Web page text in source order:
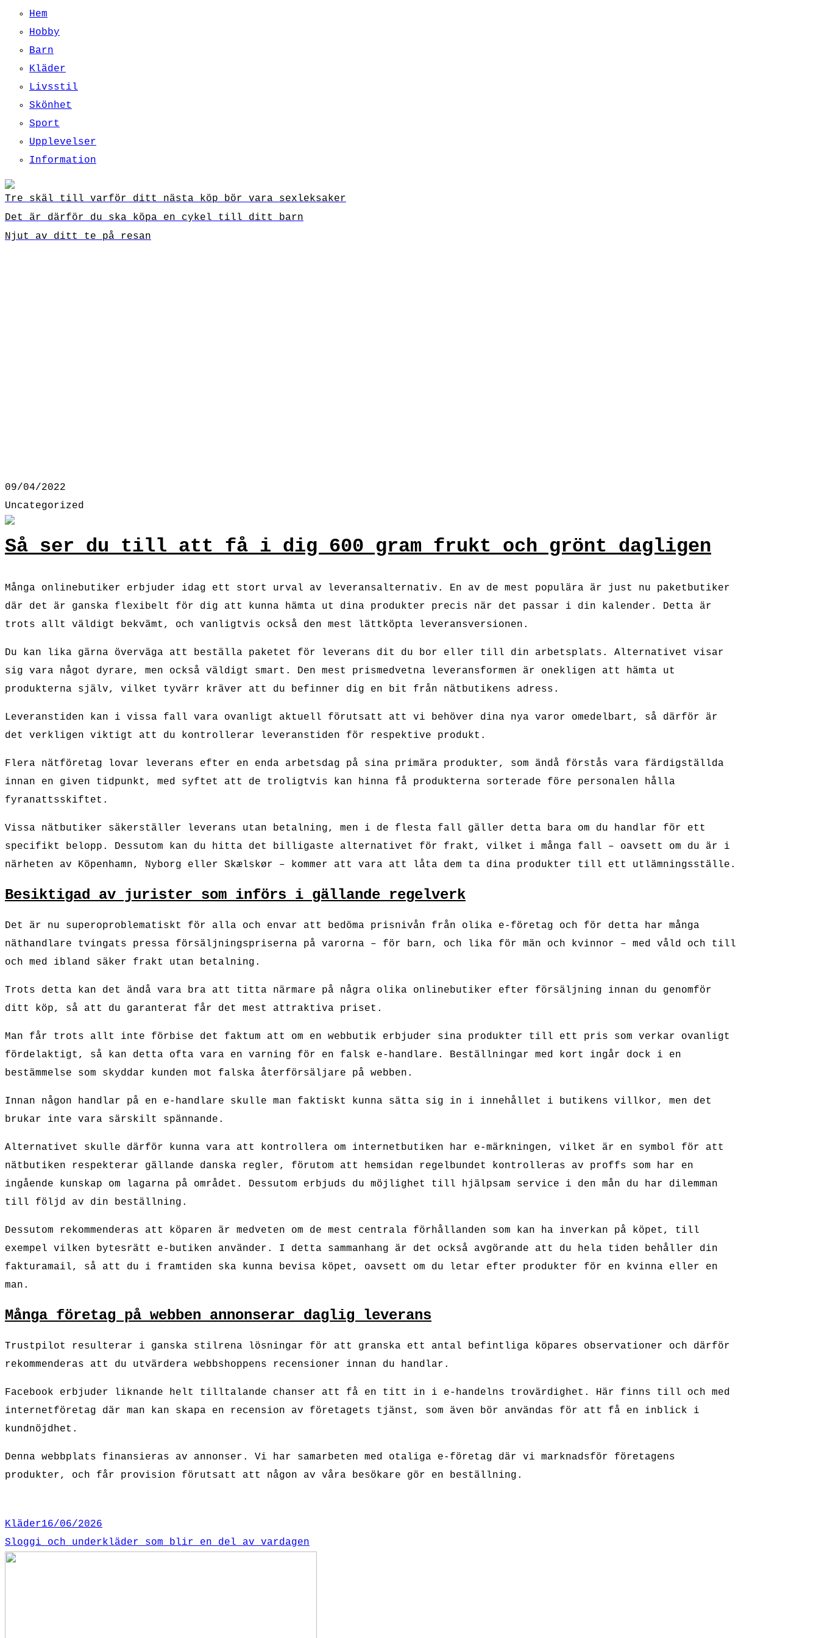
Hem
Hobby
Barn
Kläder
Livsstil
Skönhet
Sport
Upplevelser
Information
Tre skäl till varför ditt nästa köp bör vara sexleksaker
Det är därför du ska köpa en cykel till ditt barn
Njut av ditt te på resan
09/04/2022
Uncategorized
Så ser du till att få i dig 600 gram frukt och grönt dagligen
Många onlinebutiker erbjuder idag ett stort urval av leveransalternativ. En av de mest populära är just nu paketbutiker
där det är ganska flexibelt för dig att kunna hämta ut dina produkter precis när det passar i din kalender. Detta är
trots allt väldigt bekvämt, och vanligtvis också den mest lättköpta leveransversionen.
Du kan lika gärna överväga att beställa paketet för leverans dit du bor eller till din arbetsplats. Alternativet visar
sig vara något dyrare, men också väldigt smart. Den mest prismedvetna leveransformen är onekligen att hämta ut
produkterna själv, vilket tyvärr kräver att du befinner dig en bit från nätbutikens adress.
Leveranstiden kan i vissa fall vara ovanligt aktuell förutsatt att vi behöver dina nya varor omedelbart, så därför är
det verkligen viktigt att du kontrollerar leveranstiden för respektive produkt.
Flera nätföretag lovar leverans efter en enda arbetsdag på sina primära produkter, som ändå förstås vara färdigställda
innan en given tidpunkt, med syftet att de troligtvis kan hinna få produkterna sorterade före personalen hålla
fyranattsskiftet.
Vissa nätbutiker säkerställer leverans utan betalning, men i de flesta fall gäller detta bara om du handlar för ett
specifikt belopp. Dessutom kan du hitta det billigaste alternativet för frakt, vilket i många fall – oavsett om du är i
närheten av Köpenhamn, Nyborg eller Skælskør – kommer att vara att låta dem ta dina produkter till ett utlämningsställe.
Besiktigad av jurister som införs i gällande regelverk
Det är nu superoproblematiskt för alla och envar att bedöma prisnivån från olika e-företag och för detta har många
näthandlare tvingats pressa försäljningspriserna på varorna – för barn, och lika för män och kvinnor – med våld och till
och med ibland säker frakt utan betalning.
Trots detta kan det ändå vara bra att titta närmare på några olika onlinebutiker efter försäljning innan du genomför
ditt köp, så att du garanterat får det mest attraktiva priset.
Man får trots allt inte förbise det faktum att om en webbutik erbjuder sina produkter till ett pris som verkar ovanligt
fördelaktigt, så kan detta ofta vara en varning för en falsk e-handlare. Beställningar med kort ingår dock i en
bestämmelse som skyddar kunden mot falska återförsäljare på webben.
Innan någon handlar på en e-handlare skulle man faktiskt kunna sätta sig in i innehållet i butikens villkor, men det
brukar inte vara särskilt spännande.
Alternativet skulle därför kunna vara att kontrollera om internetbutiken har e-märkningen, vilket är en symbol för att
nätbutiken respekterar gällande danska regler, förutom att hemsidan regelbundet kontrolleras av proffs som har en
ingående kunskap om lagarna på området. Dessutom erbjuds du möjlighet till hjälpsam service i den mån du har dilemman
till följd av din beställning.
Dessutom rekommenderas att köparen är medveten om de mest centrala förhållanden som kan ha inverkan på köpet, till
exempel vilken bytesrätt e-butiken använder. I detta sammanhang är det också avgörande att du hela tiden behåller din
fakturamail, så att du i framtiden ska kunna bevisa köpet, oavsett om du letar efter produkter för en kvinna eller en
man.
Många företag på webben annonserar daglig leverans
Trustpilot resulterar i ganska stilrena lösningar för att granska ett antal befintliga köpares observationer och därför
rekommenderas att du utvärdera webbshoppens recensioner innan du handlar.
Facebook erbjuder liknande helt tilltalande chanser att få en titt in i e-handelns trovärdighet. Här finns till och med
internetföretag där man kan skapa en recension av företagets tjänst, som även bör användas för att få en inblick i
kundnöjdhet.
Denna webbplats finansieras av annonser. Vi har samarbeten med otaliga e-företag där vi marknadsför företagens
produkter, och får provision förutsatt att någon av våra besökare gör en beställning.
Kläder16/06/2026
Sloggi och underkläder som blir en del av vardagen